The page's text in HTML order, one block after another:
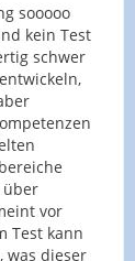
sooooo
kein Test
schwer
über
vor
Test kann
was dieser